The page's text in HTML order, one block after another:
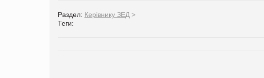
Раздел: Керівнику ЗЕД >
Теги: